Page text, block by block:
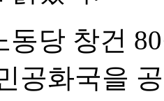
동당 창건
공화국을